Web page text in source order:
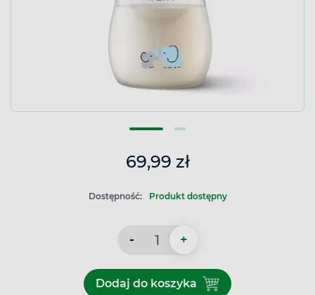
69,99 zł
Dostępność: Produkt dostępny
- +
Dodaj do koszykaDodaj do koszyka Philips